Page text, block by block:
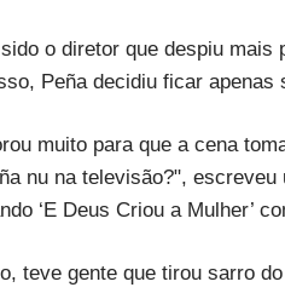
o diretor que despiu
Peña decidiu ficar apenas
muito para que a cena
nu na televisão?",
‘E Deus Criou a Mulher’
teve gente que tirou sarro